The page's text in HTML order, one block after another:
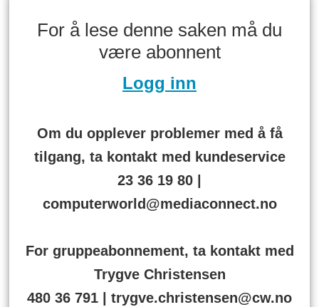
For å lese denne saken må du
være abonnent
Logg inn
Om du opplever problemer med å få
tilgang, ta kontakt med kundeservice
23 36 19 80 |
computerworld@mediaconnect.no
For gruppeabonnement, ta kontakt med
Trygve Christensen
480 36 791 | trygve.christensen@cw.no